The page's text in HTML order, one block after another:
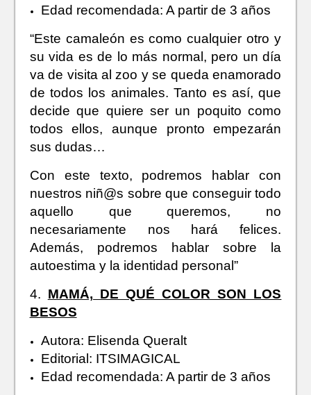
Edad recomendada: A partir de 3 años
“Este camaleón es como cualquier otro y
su vida es de lo más normal, pero un día
va de visita al zoo y se queda enamorado
de todos los animales. Tanto es así, que
decide que quiere ser un poquito como
todos ellos, aunque pronto empezarán
sus dudas…
Con este texto, podremos hablar con
nuestros niñ@s sobre que conseguir todo
aquello que queremos, no
necesariamente nos hará felices.
Además, podremos hablar sobre la
autoestima y la identidad personal”
4. MAMÁ, DE QUÉ COLOR SON LOS
BESOS
Autora: Elisenda Queralt
Editorial: ITSIMAGICAL
Edad recomendada: A partir de 3 años